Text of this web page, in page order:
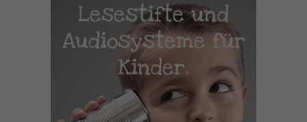
Lesestifte und
Audiosysteme für
Kinder.